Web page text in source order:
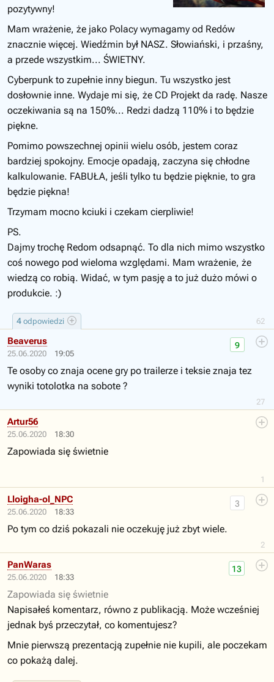
62
4 odpowiedzi
pozytywny!
Mam wrażenie, że jako Polacy wymagamy od Redów
znacznie więcej. Wiedźmin był NASZ. Słowiański, i przaśny,
a przede wszystkim... ŚWIETNY.
Cyberpunk to zupełnie inny biegun. Tu wszystko jest
dosłownie inne. Wydaje mi się, że CD Projekt da radę. Nasze
oczekiwania są na 150%... Redzi dadzą 110% i to będzie
piękne.
Pomimo powszechnej opinii wielu osób, jestem coraz
bardziej spokojny. Emocje opadają, zaczyna się chłodne
kalkulowanie. FABUŁA, jeśli tylko tu będzie pięknie, to gra
będzie piękna!
Trzymam mocno kciuki i czekam cierpliwie!
PS.
Dajmy trochę Redom odsapnąć. To dla nich mimo wszystko
coś nowego pod wieloma względami. Mam wrażenie, że
wiedzą co robią. Widać, w tym pasję a to już dużo mówi o
produkcie. :)
25.06.2020 19:05
27
9
Beaverus
Te osoby co znaja ocene gry po trailerze i teksie znaja tez
wyniki totolotka na sobote ?
25.06.2020 18:30
1
Artur56
Zapowiada się świetnie
25.06.2020 18:33
2
3
Lloigha-ol_NPC
Po tym co dziś pokazali nie oczekuję już zbyt wiele.
25.06.2020 18:33
13
PanWaras
Zapowiada się świetnie
Napisałeś komentarz, równo z publikacją. Może wcześniej
jednak byś przeczytał, co komentujesz?
Mnie pierwszą prezentacją zupełnie nie kupili, ale poczekam
co pokażą dalej.